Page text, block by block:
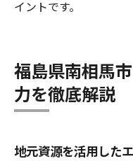
イントです。
福島県南相馬
力を徹底解説
地元資源を活用した